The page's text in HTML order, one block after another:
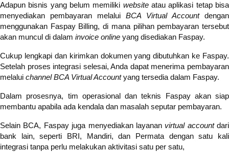
Adapun bisnis yang belum memiliki websiteatau aplikasi tetap bisa
menyediakan pembayaran melalui BCA Virtual Accountdengan
menggunakan Faspay Billing, di mana pilihan pembayaran tersebut
akan muncul di dalam invoice online yang disediakan Faspay.
Cukup lengkapi dan kirimkan dokumen yang dibutuhkan ke Faspay.
Setelah proses integrasi selesai, Anda dapat menerima pembayaran
melalui channel BCA Virtual Accountyang tersedia dalam Faspay.
Dalam prosesnya, tim operasional dan teknis Faspay akan siap
membantu apabila ada kendala dan masalah seputar pembayaran.
Selain BCA, Faspay juga menyediakan layanan virtual accountdari
bank lain, seperti BRI, Mandiri, dan Permata dengan satu kali
integrasi tanpa perlu melakukan aktivitasi satu per satu,